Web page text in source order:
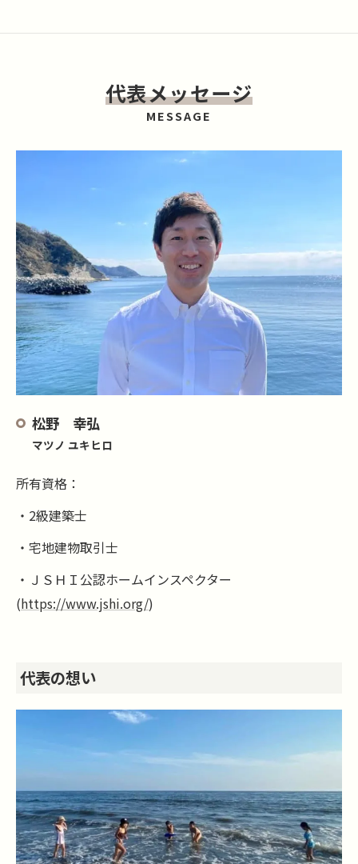
代表メッセージ
MESSAGE
松野 幸弘
マツノ ユキヒロ
所有資格：
・2級建築士
・宅地建物取引士
・ＪＳＨＩ公認ホームインスペクター
(https://www.jshi.org/)
代表の想い